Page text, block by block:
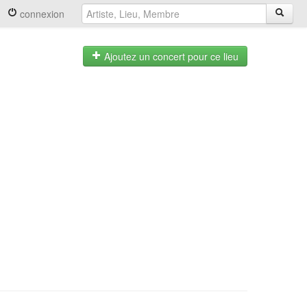
connexion
Ajoutez un concert pour ce lieu